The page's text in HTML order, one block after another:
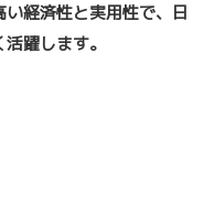
経済性と実用性で、日
躍します。